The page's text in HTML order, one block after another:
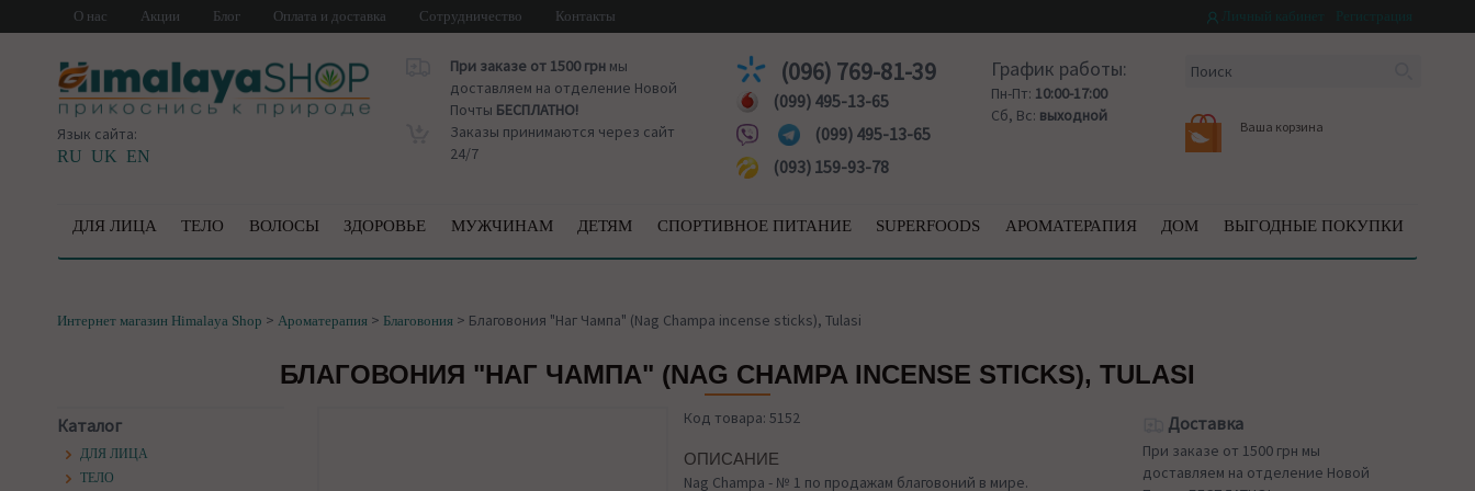
О нас Акции Блог Оплата и доставка Сотрудничество Контакты
Язык сайта:
RU UK EN
При заказе от 1500 грнмы
доставляем на отделение Новой
Почты БЕСПЛАТНО!
Заказы принимаются через сайт
24/7
(096) 769-81-39
(099) 495-13-65
(099) 495-13-65
(093) 159-93-78
График работы:
Пн-Пт: 10:00-17:00
Сб, Вс: выходной
Ваша корзина
ДЛЯ ЛИЦА ТЕЛО ВОЛОСЫ ЗДОРОВЬЕ МУЖЧИНАМ ДЕТЯМ СПОРТИВНОЕ ПИТАНИЕ SUPERFOODS АРОМАТЕРАПИЯ ДОМ ВЫГОДНЫЕ ПОКУПКИ
Интернет магазин Himalaya Shop > Ароматерапия > Благовония > Благовония "Наг Чампа" (Nag Champa incense sticks), Tulasi
БЛАГОВОНИЯ "НАГ ЧАМПА" (NAG CHAMPA INCENSE STICKS), TULASI
Каталог
ДЛЯ ЛИЦА
ТЕЛО
Код товара: 5152
ОПИСАНИЕ
Nag Champa - № 1 по продажам благовоний в мире.
Доставка
При заказе от 1500 грн мы
доставляем на отделение Новой